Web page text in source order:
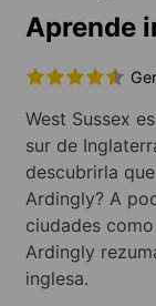
Aprende
West Sussex
sur de
descubrirla
Ardingly? A
ciudades
Ardingly
inglesa.